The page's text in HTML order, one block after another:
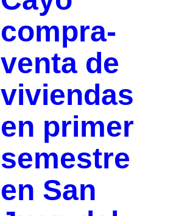
compra-
venta de
viviendas
en primer
semestre
en San